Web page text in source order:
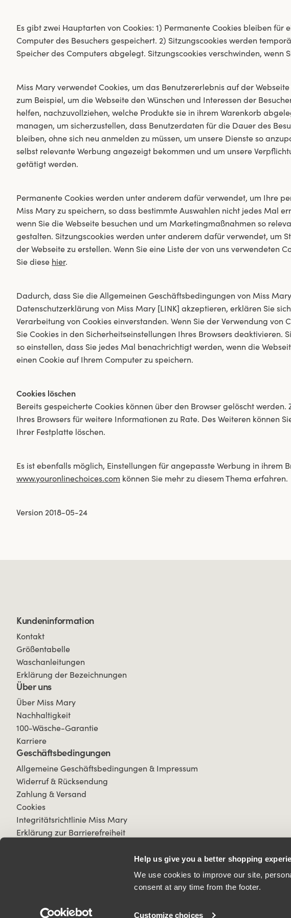
Help us give you a better shopping
We use cookies to improve our site,
consent at any time from the footer.
Customize choices
Es gibt zwei Hauptarten von Cookies: 1) Permanente Cookies bleiben für
Computer des Besuchers gespeichert. 2) Sitzungscookies werden
Speicher des Computers abgelegt. Sitzungscookies verschwinden, wenn
Miss Mary verwendet Cookies, um das Benutzererlebnis auf der
zum Beispiel, um die Webseite den Wünschen und Interessen der
helfen, nachzuvollziehen, welche Produkte sie in ihrem Warenkorb
managen, um sicherzustellen, dass Benutzerdaten für die Dauer des
bleiben, ohne sich neu anmelden zu müssen, um unsere Dienste so
selbst relevante Werbung angezeigt bekommen und um unsere
getätigt werden.
Permanente Cookies werden unter anderem dafür verwendet, um Ihre
Miss Mary zu speichern, so dass bestimmte Auswahlen nicht jedes Mal
wenn Sie die Webseite besuchen und um Marketingmaßnahmen so
gestalten. Sitzungscookies werden unter anderem dafür verwendet, um
der Webseite zu erstellen. Wenn Sie eine Liste der von uns verwendeten
Sie diese hier.
Dadurch, dass Sie die Allgemeinen Geschäftsbedingungen von Miss
Datenschutzerklärung von Miss Mary [LINK] akzeptieren, erklären Sie
Verarbeitung von Cookies einverstanden. Wenn Sie der Verwendung von
Sie Cookies in den Sicherheitseinstellungen Ihres Browsers deaktivieren.
so einstellen, dass Sie jedes Mal benachrichtigt werden, wenn die
einen Cookie auf Ihrem Computer zu speichern.
Cookies löschen
Bereits gespeicherte Cookies können über den Browser gelöscht werden.
Ihres Browsers für weitere Informationen zu Rate. Des Weiteren können
Ihrer Festplatte löschen.
Es ist ebenfalls möglich, Einstellungen für angepasste Werbung in ihrem
www.youronlinechoices.com können Sie mehr zu diesem Thema erfahren.
Version 2018-05-24
Kundeninformation
Kontakt
Größentabelle
Waschanleitungen
Erklärung der Bezeichnungen
Über uns
Über Miss Mary
Nachhaltigkeit
100-Wäsche-Garantie
Karriere
Geschäftsbedingungen
Allgemeine Geschäftsbedingungen & Impressum
Widerruf & Rücksendung
Zahlung & Versand
Cookies
Integritätsrichtlinie Miss Mary
Erklärung zur Barrierefreiheit